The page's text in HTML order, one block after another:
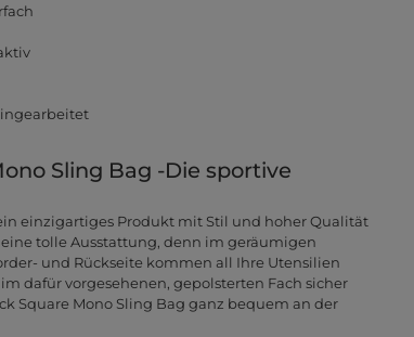
Sling Bag -Die sportive
einzigartiges Produkt mit Stil und hoher Qualität
tolle Ausstattung, denn im geräumigen
und Rückseite kommen all Ihre Utensilien
dafür vorgesehenen, gepolsterten Fach sicher
Square Mono Sling Bag ganz bequem an der